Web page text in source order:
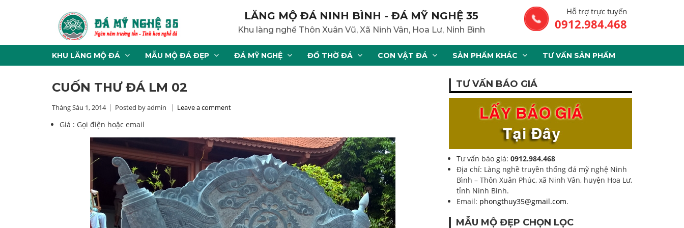
LĂNG MỘ ĐÁ NINH BÌNH - ĐÁ MỸ NGHỆ 35
Khu làng nghề Thôn Xuân Vũ, Xã Ninh Vân, Hoa Lư, Ninh Bình
Hỗ trợ trực tuyến
0912.984.468
KHU LĂNG MỘ ĐÁ MẪU MỘ ĐÁ ĐẸP ĐÁ MỸ NGHỆ ĐỒ THỜ ĐÁ CON VẬT ĐÁ SẢN PHẨM KHÁC TƯ VẤN SẢN PHẨM
CUỐN THƯ ĐÁ LM 02
Tháng Sáu 1, 2014 Posted by admin Leave a comment
Giá : Gọi điện hoặc email
TƯ VẤN BÁO GIÁ
Tư vấn báo giá: 0912.984.468
Địa chỉ: Làng nghề truyền thống đá mỹ nghệ Ninh
Bình – Thôn Xuân Phúc, xã Ninh Vân, huyện Hoa Lư,
tỉnh Ninh Bình.
Email: phongthuy35@gmail.com.
MẪU MỘ ĐẸP CHỌN LỌC